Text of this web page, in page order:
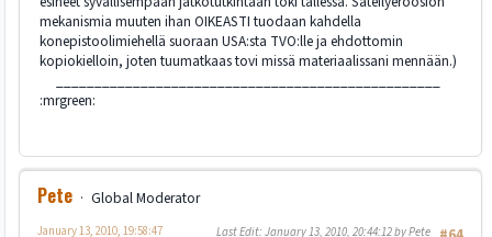
mekanismia muuten ihan OIKEASTI tuodaan kahdella
konepistoolimiehellä suoraan USA:sta TVO:lle ja ehdottomin
kopiokielloin, joten tuumatkaas tovi missä materiaalissani mennään.)
:mrgreen:
Pete
Global Moderator
January 13, 2010, 19:58:47 Last Edit: January 13, 2010, 20:44:12 by Pete